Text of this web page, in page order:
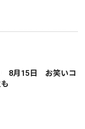
8月15日 お笑いコ